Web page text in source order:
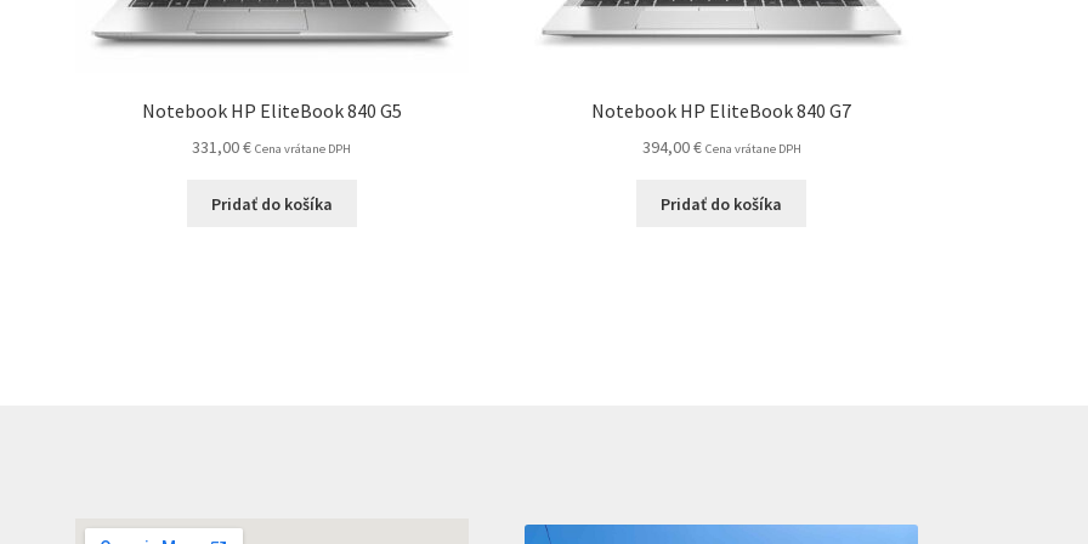
Notebook HP EliteBook 840 G5
331,00€ Cena vrátane DPH
Pridať do košíka
Notebook HP EliteBook 840 G7
394,00€ Cena vrátane DPH
Pridať do košíka